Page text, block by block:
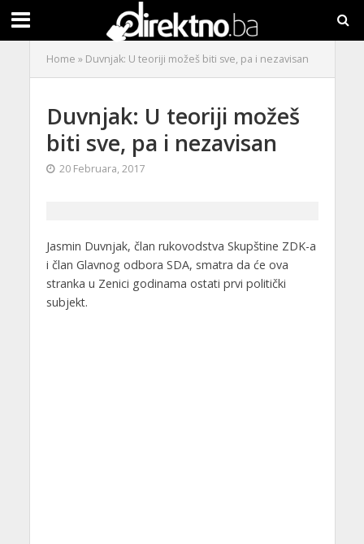
Home » Duvnjak: U teoriji možeš biti sve, pa i nezavisan
Duvnjak: U teoriji možeš
biti sve, pa i nezavisan
20 Februara, 2017
Jasmin Duvnjak, član rukovodstva Skupštine ZDK-a
i član Glavnog odbora SDA, smatra da će ova
stranka u Zenici godinama ostati prvi politički
subjekt.